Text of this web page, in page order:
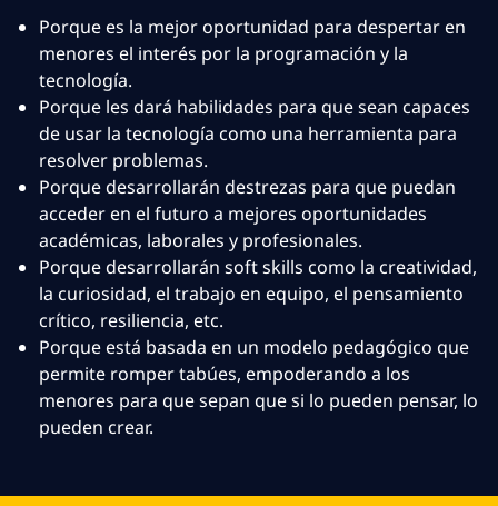
Porque es la mejor oportunidad para despertar en
menores el interés por la programación y la
tecnología.
Porque les dará habilidades para que sean capaces
de usar la tecnología como una herramienta para
resolver problemas.
Porque desarrollarán destrezas para que puedan
acceder en el futuro a mejores oportunidades
académicas, laborales y profesionales.
Porque desarrollarán soft skills como la creatividad,
la curiosidad, el trabajo en equipo, el pensamiento
crítico, resiliencia, etc.
Porque está basada en un modelo pedagógico que
permite romper tabúes, empoderando a los
menores para que sepan que si lo pueden pensar, lo
pueden crear.